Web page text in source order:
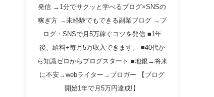
発信 →1分でサクッと学べるブログ×SNSの
稼ぎ方 →未経験でもできる副業ブログ →ブ
ログ・SNSで月5万稼ぐコツを発信 ■1年
後、給料+毎月5万収入できます。 ■40代か
ら知識ゼロからブログスタート ■地銀→将来
に不安→webライター→ブロガー 【ブログ
開始1年で月5万円達成!】